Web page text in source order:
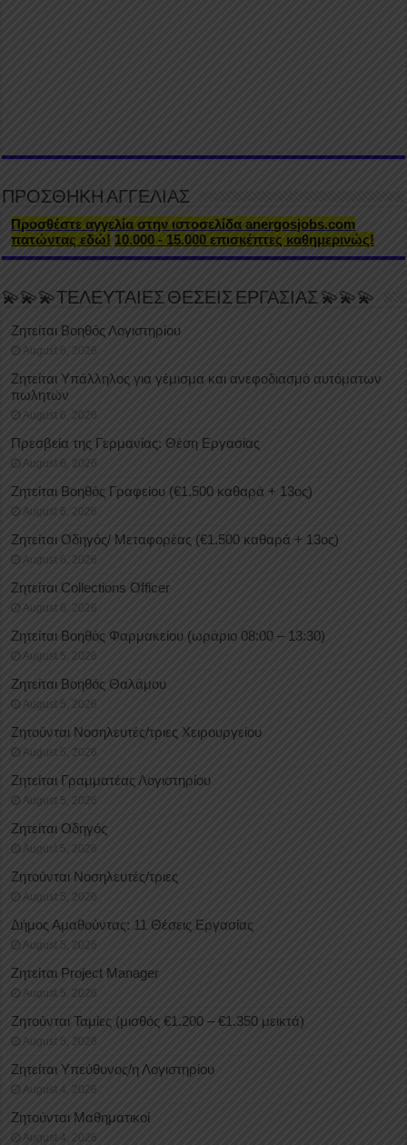
ΠΡΟΣΘΗΚΗ ΑΓΓΕΛΙΑΣ
Προσθέστε αγγελία στην ιστοσελίδα anergosjobs.com
πατώντας εδώ! 10.000 - 15.000 επισκέπτες καθημερινώς!
💫💫💫ΤΕΛΕΥΤΑΙΕΣ ΘΕΣΕΙΣ ΕΡΓΑΣΙΑΣ 💫💫💫
Ζητείται Βοηθός Λογιστηρίου
August 6, 2026
Ζητείται Υπάλληλος για γέμισμα και ανεφοδιασμό αυτόματων
πωλητών
August 6, 2026
Πρεσβεία της Γερμανίας: Θέση Εργασίας
August 6, 2026
Ζητείται Βοηθός Γραφείου (€1.500 καθαρά + 13ος)
August 6, 2026
Ζητείται Οδηγός/ Μεταφορέας (€1.500 καθαρά + 13ος)
August 6, 2026
Ζητείται Collections Officer
August 6, 2026
Ζητείται Βοηθός Φαρμακείου (ωράριο 08:00 – 13:30)
August 5, 2026
Ζητείται Βοηθός Θαλάμου
August 5, 2026
Ζητούνται Νοσηλευτές/τριες Χειρουργείου
August 5, 2026
Ζητείται Γραμματέας Λογιστηρίου
August 5, 2026
Ζητείται Οδηγός
August 5, 2026
Ζητούνται Νοσηλευτές/τριες
August 5, 2026
Δήμος Αμαθούντας: 11 Θέσεις Εργασίας
August 5, 2026
Ζητείται Project Manager
August 5, 2026
Ζητούνται Ταμίες (μισθός €1.200 – €1.350 μεικτά)
August 5, 2026
Ζητείται Υπεύθυνος/η Λογιστηρίου
August 4, 2026
Ζητούνται Μαθηματικοί
August 4, 2026